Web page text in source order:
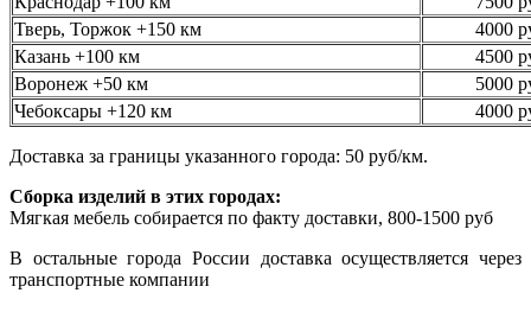
Тверь, Торжок +150 км
4000
Казань +100 км
4500
Воронеж +50 км
5000
Чебоксары +120 км
4000
Доставка за границы указанного города: 50 руб/км.
Сборка изделий в этих городах:
Мягкая мебель собирается по факту доставки, 800-1500 руб
В остальные города России доставка осуществляется через
транспортные компании